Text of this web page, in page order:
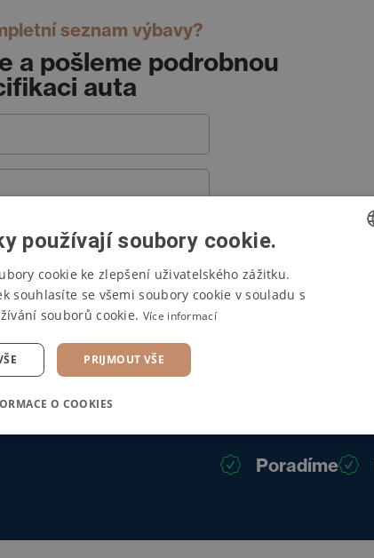
seznam výbavy?
a pošleme podrobnou
auta
mi specifikaci
Poradíme
používají soubory cookie.
cookie ke zlepšení uživatelského zážitku.
souhlasíte se všemi soubory cookie v souladu s
souborů cookie. Více informací
PRIJMOUT VŠE
O COOKIES